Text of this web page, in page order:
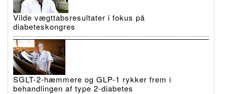
Vilde vægttabsresultater i fokus på
diabeteskongres
SGLT-2-hæmmere og GLP-1 rykker frem i
behandlingen af type 2-diabetes